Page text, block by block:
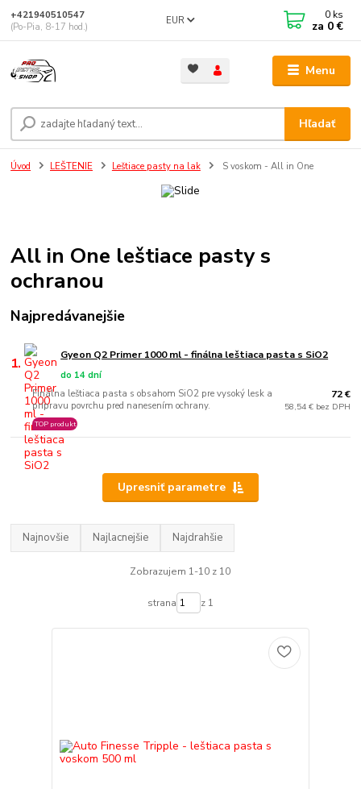
Menu
EUR
Hľadať
+421940510547
(Po-Pia, 8-17 hod.)
0 ks
za 0 €
Úvod LEŠTENIE Leštiace pasty na lak S voskom - All in One
All in One leštiace pasty s
ochranou
Najpredávanejšie
1. Gyeon Q2 Primer 1000 ml - finálna leštiaca pasta s SiO2
Finálna leštiaca pasta s obsahom SiO2 pre vysoký lesk a
prípravu povrchu pred nanesením ochrany.
do 14 dní
TOP produkt
72 €
58,54 € bez DPH
Upresniť parametre
Najnovšie Najlacnejšie Najdrahšie
Zobrazujem 1-10 z 10
strana z 1